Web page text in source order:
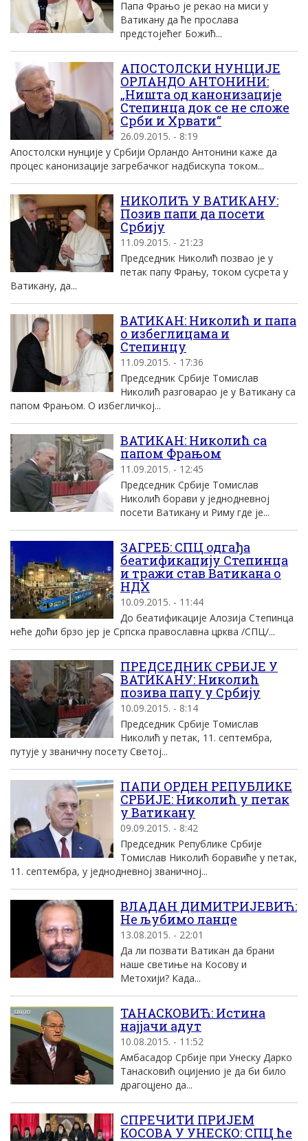
Папа Фрањо је рекао на миси у
Ватикану да ће прослава
предстојећег Божић...
АПОСТОЛСКИ НУНЦИЈЕ
ОРЛАНДО АНТОНИНИ:
„Ништа од канонизације
Степинца док се не сложе
Срби и Хрвати“
26.09.2015. - 8:19
Апостолски нунције у Србији Орландо Антонини каже да
процес канонизације загребачког надбискупа током...
НИКОЛИЋ У ВАТИКАНУ:
Позив папи да посети
Србију
11.09.2015. - 21:23
Председник Николић позвао је у
петак папу Фрању, током сусрета у
Ватикану, да...
ВАТИКАН: Николић и папа
о избеглицама и
Степинцу
11.09.2015. - 17:36
Председник Србије Томислав
Николић разговарао је у Ватикану са
папом Фрањом. О избегличкој...
ВАТИКАН: Николић са
папом Фрањом
11.09.2015. - 12:45
Председник Србије Томислав
Николић борави у једнодневној
посети Ватикану и Риму где je...
ЗАГРЕБ: СПЦ одгађа
беатификацију Степинца
и тражи став Ватикана о
НДХ
10.09.2015. - 11:44
До беатификације Алозија Степинца
неће доћи брзо јер је Српска православна црква /СПЦ/...
ПРЕДСЕДНИК СРБИЈЕ У
ВАТИКАНУ: Николић
позива папу у Србију
10.09.2015. - 8:14
Председник Србије Томислав
Николић у петак, 11. септембра,
путује у званичну посету Светој...
ПАПИ ОРДЕН РЕПУБЛИКЕ
СРБИЈЕ: Николић у петак
у Ватикану
09.09.2015. - 8:42
Председник Републике Србије
Томислав Николић боравиће у петак,
11. септембра, у једнодневној званичној...
ВЛАДАН ДИМИТРИЈЕВИЋ:
Не љубимо ланце
13.08.2015. - 22:01
Да ли позвати Ватикан да брани
наше светиње на Косову и
Метохији? Када...
ТАНАСКОВИЋ: Истина
најјачи адут
10.08.2015. - 11:52
Амбасадор Србије при Унеску Дарко
Танасковић оцијенио је да би било
драгоцјено да...
СПРЕЧИТИ ПРИЈЕМ
КОСОВА У УНЕСКО: СПЦ ће